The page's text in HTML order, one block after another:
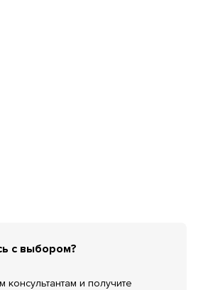
с выбором?
и получите